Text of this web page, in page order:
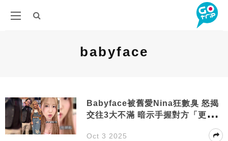
babyface
Babyface被舊愛Nina狂數臭 怒揭
交往3大不滿 暗示手握對方「更多
Oct 3 2025